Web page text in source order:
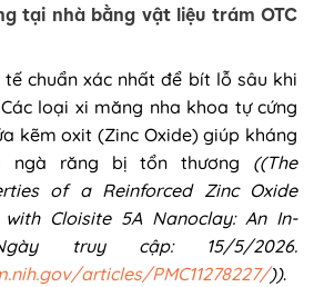
tại nhà bằng vật liệu trám OTC
chuẩn xác nhất để bít lỗ sâu khi
loại xi măng nha khoa tự cứng
kẽm oxit (Zinc Oxide) giúp kháng
ngà răng bị tổn thương ((The
of a Reinforced Zinc Oxide
with Cloisite 5A Nanoclay: An In-
truy cập: 15/5/2026.
articles/PMC11278227/)).